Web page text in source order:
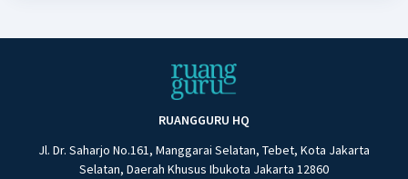
RUANGGURU HQ
Jl. Dr. Saharjo No.161, Manggarai Selatan, Tebet, Kota Jakarta
Selatan, Daerah Khusus Ibukota Jakarta 12860